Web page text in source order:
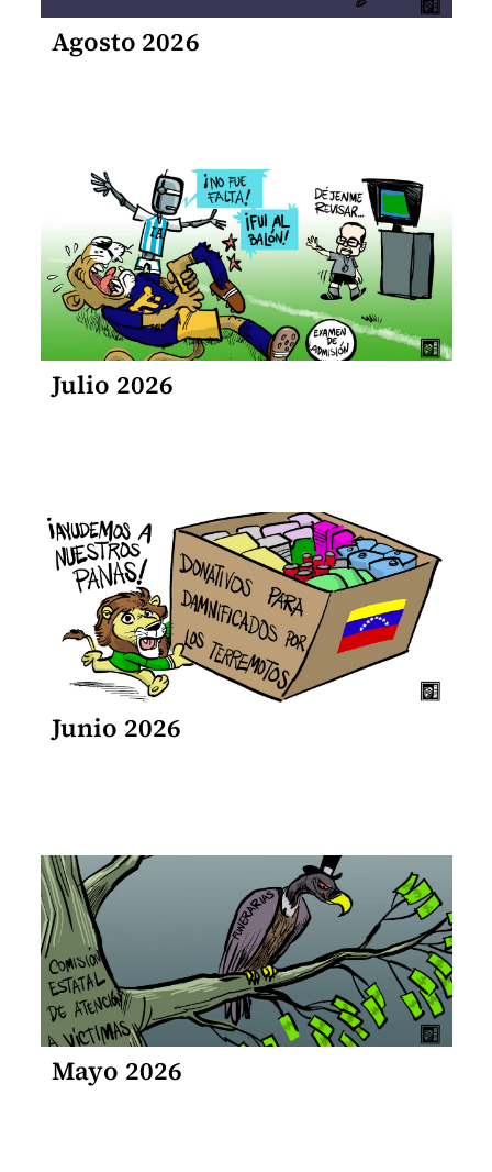
Agosto 2026
Julio 2026
Junio 2026
Mayo 2026